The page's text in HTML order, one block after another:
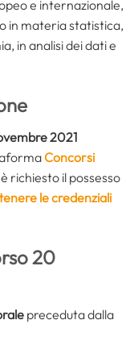
e internazionale,
in materia statistica,
in analisi dei dati e
2021
Concorsi
richiesto il possesso
le credenziali
20
preceduta dalla